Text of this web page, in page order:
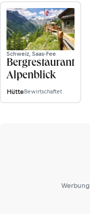
Schweiz, Saas-Fee
Bergrestaurant
Alpenblick
HütteBewirtschaftet
Werbung